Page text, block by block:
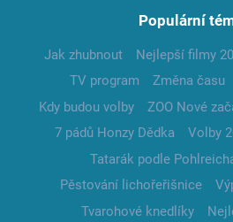
Populární
Jak zhubnout Nejlepší filmy
TV program
Změna času
Kdy budou volby
ZOO Nové
7 pádů Honzy Dědka
Volby
Tatarák podle
Pěstování lichořeřišnice
Tvarohové knedlíky